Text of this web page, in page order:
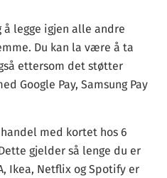
å legge igjen alle andre
Du kan la være å ta
ettersom det støtter
Google Pay, Samsung Pay
med kortet hos 6
gjelder så lenge du er
Ikea, Netflix og Spotify er